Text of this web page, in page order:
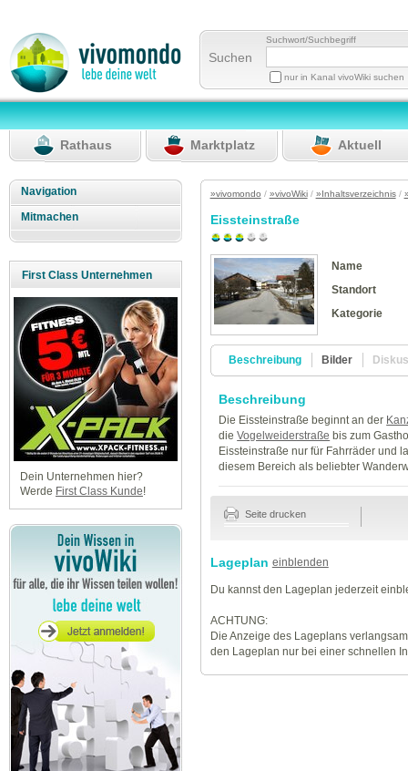
Suchen
Suchwort/Suchbegriff
nur in Kanal vivoWiki suchen
Rathaus Marktplatz Aktuell
Navigation
Mitmachen
First Class Unternehmen
Dein Unternehmen hier?
Werde First Class Kunde!
»vivomondo / »vivoWiki/ »Inhaltsverzeichnis/
Eissteinstraße
Name
Standort
Kategorie
Beschreibung Bilder
Beschreibung
Die Eissteinstraße beginnt an der
dieVogelweiderstraße bis zum
Eissteinstraße nur für Fahrräder und
diesem Bereich als beliebter
Seite drucken
Lageplan einblenden
Du kannst den Lageplan jederzeit
ACHTUNG:
Die Anzeige des Lageplans
den Lageplan nur bei einer schnellen